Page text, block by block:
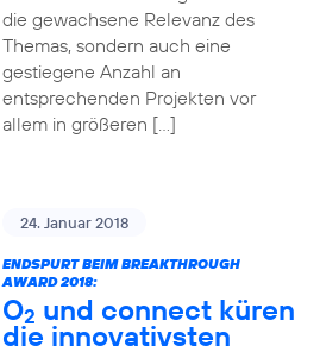
die gewachsene Relevanz des
Themas, sondern auch eine
gestiegene Anzahl an
entsprechenden Projekten vor
allem in größeren […]
24. Januar 2018
ENDSPURT BEIM BREAKTHROUGH
AWARD 2018:
O2 und connect küren
die innovativsten